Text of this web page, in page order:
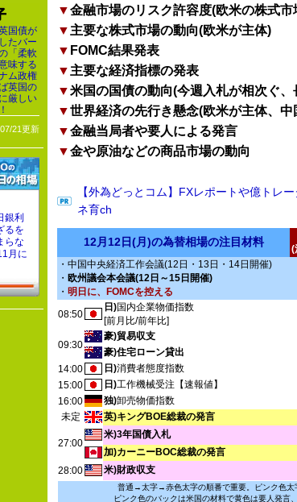
▼金融市場のリスク許容度(欧米の株式市
▼ 主要な株式市場の動向(欧米が主体)
▼ FOMC結果発表
▼ 主要な経済指標の発表
▼米国の国債の動向(今週入札が相次ぐ
▼世界経済の先行き懸念(欧米が主体、
▼金融当局者や要人による発言
▼金や原油などの商品市場の動向
【外為どっとコム】FXレポートや億トレ
ネ育ch
12月12日(月)の為替相場の注目材料
(
・中国中央経済工作会議(12日・13日・14日開催)
・ 欧州議会本会議(12日～15日開催)
・ 明日に、FOMCを控える
08:50
日)国内企業物価指数
[前月比/前年比]
09:30
豪)貿易収支
豪)住宅ローン貸出
14:00
日)消費者態度指数
15:00
日)工作機械受注【速報値】
16:00
独)卸売物価指数
未定
英)キングBOE総裁の発言
27:00
米)3年国債入札
加)カーニーBOC総裁の発言
28:00
米)財政収支
普通→太字→赤色太字の順番で重要。ピンク色太
ピンク色のバックは米国の材料で黄色は要人発言
国債が
たバー
「柔軟
味する
ム政権
英国の
厳しい
07/21更新
銀利
るを
らな
月に